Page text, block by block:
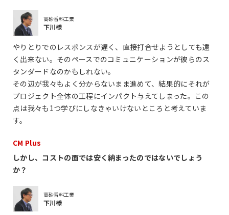
高砂香料工業
下川様
やりとりでのレスポンスが遅く、直接打合せようとしても遠
く出来ない。そのペースでのコミュニケーションが彼らのス
タンダードなのかもしれない。
その辺が我々もよく分からないまま進めて、結果的にそれが
プロジェクト全体の工程にインパクト与えてしまった。この
点は我々も1つ学びにしなきゃいけないところと考えていま
す。
CM Plus
しかし、コストの面では安く納まったのではないでしょう
か？
高砂香料工業
下川様